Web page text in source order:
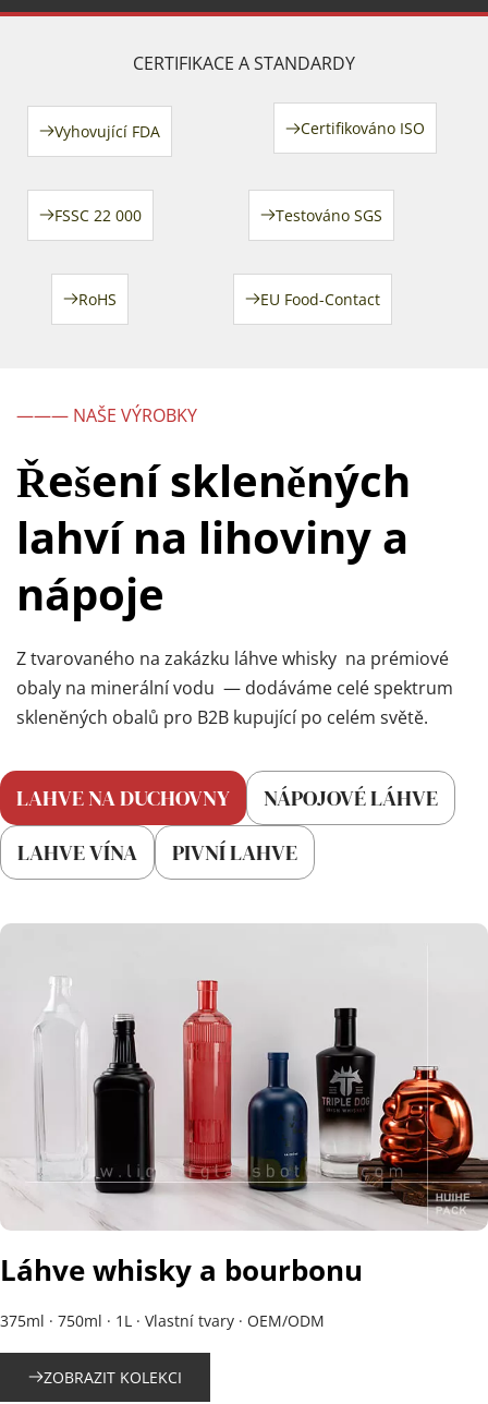
CERTIFIKACE A STANDARDY
Vyhovující FDA Certifikováno ISO
FSSC 22 000 Testováno SGS
RoHS EU Food-Contact
——— NAŠE VÝROBKY
Řešení skleněných
lahví na lihoviny a
nápoje
Z tvarovaného na zakázku láhve whisky na prémiové
obaly na minerální vodu — dodáváme celé spektrum
skleněných obalů pro B2B kupující po celém světě.
LAHVE NA DUCHOVNY
NÁPOJOVÉ LÁHVE
LAHVE VÍNA
PIVNÍ LAHVE
Láhve whisky a bourbonu
375ml · 750ml · 1L · Vlastní tvary · OEM/ODM
ZOBRAZIT KOLEKCI